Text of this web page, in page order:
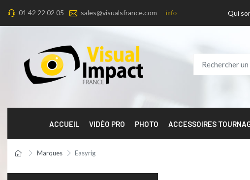
01 42 22 02 05 sales@visualsfrance.com info Qui
ACCUEIL VIDÉO PRO PHOTO ACCESSOIRES
Marques Easyrig